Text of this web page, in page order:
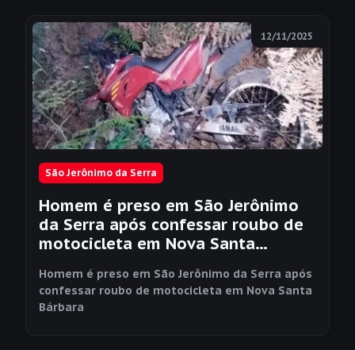
12/11/2025
São Jerônimo da Serra
Homem é preso em São Jerônimo
da Serra após confessar roubo de
motocicleta em Nova Santa
Homem é preso em São Jerônimo da Serra após
confessar roubo de motocicleta em Nova Santa
Bárbara